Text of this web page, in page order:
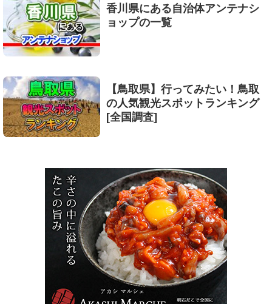
香川県にある自治体アンテナシ
ョップの一覧
【鳥取県】行ってみたい！鳥取
の人気観光スポットランキング
[全国調査]